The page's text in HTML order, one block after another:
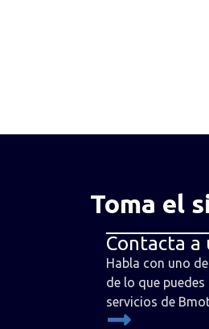
Toma el
Contacta a
Habla con uno
de lo que
servicios de